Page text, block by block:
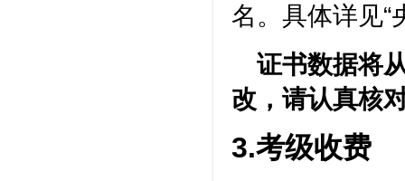
名。具体详见“
证书数据将
改，请认真核
3.考级收费